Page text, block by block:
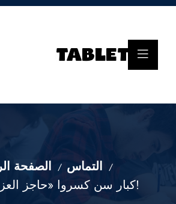
الصفحة
التماس
كبار سن كسروا «حاجز العزلة» مع التقنية!